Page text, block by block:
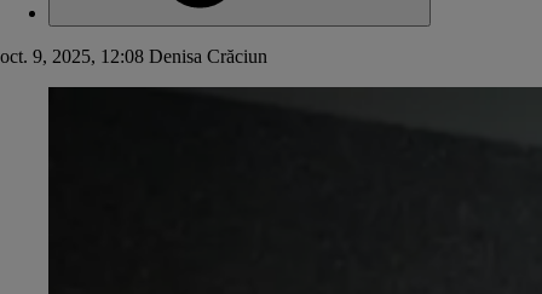
oct. 9, 2025, 12:08 Denisa Crăciun